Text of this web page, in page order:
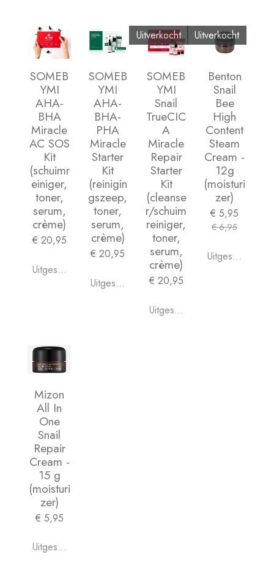
SOMEB
YMI
AHA-
BHA
Miracle
AC SOS
Kit
(schuimr
einiger,
toner,
serum,
crème)
€ 20,95
Uitgeschakeld
SOMEB
YMI
AHA-
BHA-
PHA
Miracle
Starter
Kit
(reinigin
gszeep,
toner,
serum,
crème)
€ 20,95
Uitgeschakeld
Uitverkocht
SOMEB
YMI
Snail
TrueCIC
A
Miracle
Repair
Starter
Kit
(cleanse
r/schuim
reiniger,
toner,
serum,
crème)
€ 20,95
Uitgeschakeld
Uitverkocht
Benton
Snail
Bee
High
Content
Steam
Cream -
12g
(moisturi
zer)
€ 5,95
€ 6,95
Uitgeschakeld
Mizon
All In
One
Snail
Repair
Cream -
15 g
(moisturi
zer)
€ 5,95
Uitgeschakeld